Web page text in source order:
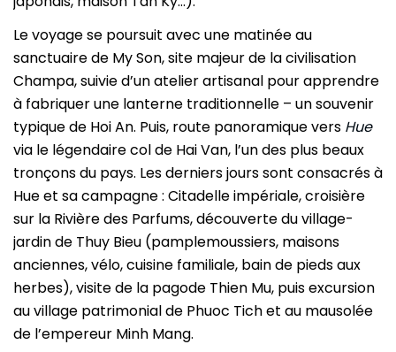
Le voyage se poursuit avec une matinée au
sanctuaire de My Son, site majeur de la civilisation
Champa, suivie d’un atelier artisanal pour apprendre
à fabriquer une lanterne traditionnelle – un souvenir
typique de Hoi An. Puis, route panoramique vers Hue
via le légendaire col de Hai Van, l’un des plus beaux
tronçons du pays. Les derniers jours sont consacrés à
Hue et sa campagne : Citadelle impériale, croisière
sur la Rivière des Parfums, découverte du village-
jardin de Thuy Bieu (pamplemoussiers, maisons
anciennes, vélo, cuisine familiale, bain de pieds aux
herbes), visite de la pagode Thien Mu, puis excursion
au village patrimonial de Phuoc Tich et au mausolée
de l’empereur Minh Mang.